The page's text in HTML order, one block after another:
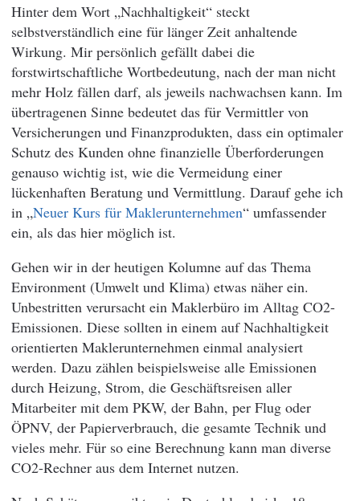
Hinter dem Wort „Nachhaltigkeit“ steckt
selbstverständlich eine für länger Zeit anhaltende
Wirkung. Mir persönlich gefällt dabei die
forstwirtschaftliche Wortbedeutung, nach der man nicht
mehr Holz fällen darf, als jeweils nachwachsen kann. Im
übertragenen Sinne bedeutet das für Vermittler von
Versicherungen und Finanzprodukten, dass ein optimaler
Schutz des Kunden ohne finanzielle Überforderungen
genauso wichtig ist, wie die Vermeidung einer
lückenhaften Beratung und Vermittlung. Darauf gehe ich
in „Neuer Kurs für Maklerunternehmen“ umfassender
ein, als das hier möglich ist.
Gehen wir in der heutigen Kolumne auf das Thema
Environment (Umwelt und Klima) etwas näher ein.
Unbestritten verursacht ein Maklerbüro im Alltag CO2-
Emissionen. Diese sollten in einem auf Nachhaltigkeit
orientierten Maklerunternehmen einmal analysiert
werden. Dazu zählen beispielsweise alle Emissionen
durch Heizung, Strom, die Geschäftsreisen aller
Mitarbeiter mit dem PKW, der Bahn, per Flug oder
ÖPNV, der Papierverbrauch, die gesamte Technik und
vieles mehr. Für so eine Berechnung kann man diverse
CO2-Rechner aus dem Internet nutzen.